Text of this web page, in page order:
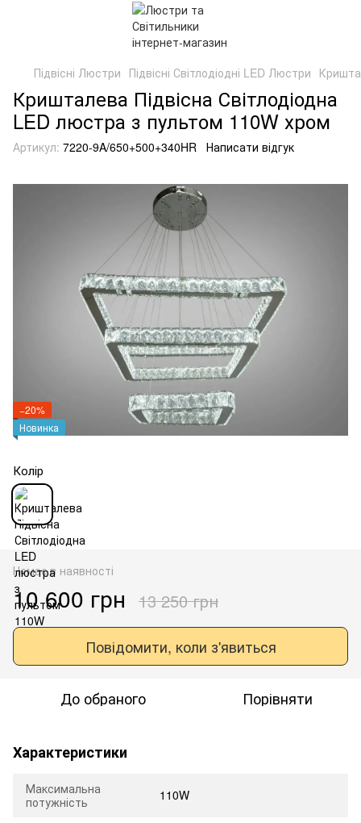
Підвісні Люстри Підвісні Світлодіодні LED Люстри
Кришталева Підвісна Світлодіодна
LED люстра з пультом 110W хром
Артикул: 7220-9A/650+500+340HR Написати відгук
−20%
Новинка
Колір
Немає в наявності
10 600 грн 13 250 грн
Повідомити, коли з'явиться
До обраного Порівняти
Характеристики
Максимальна
потужність
110W